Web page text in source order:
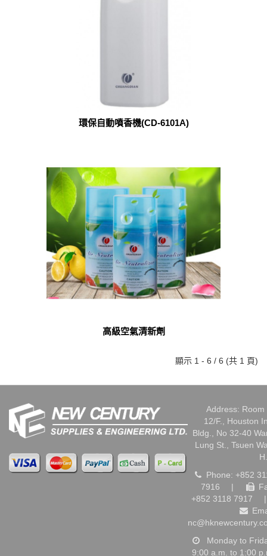
環保自動噴香機(CD-6101A)
高級空氣清新劑
顯示 1 - 6 / 6 (共 1 頁)
Address: Room
12/F., Houston
Bldg., No 32-40
Lung St., Tsuen
Phone: +852
7916
|
+852 3118 7917
|
Monday to
9:00 a.m. to 1:00